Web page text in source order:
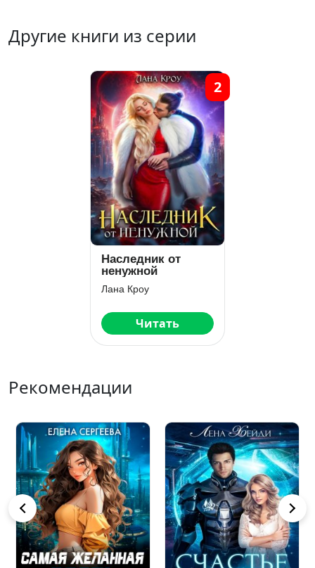
Другие книги из серии
Наследник от
ненужной
Лана Кроу
Читать
2
Рекомендации